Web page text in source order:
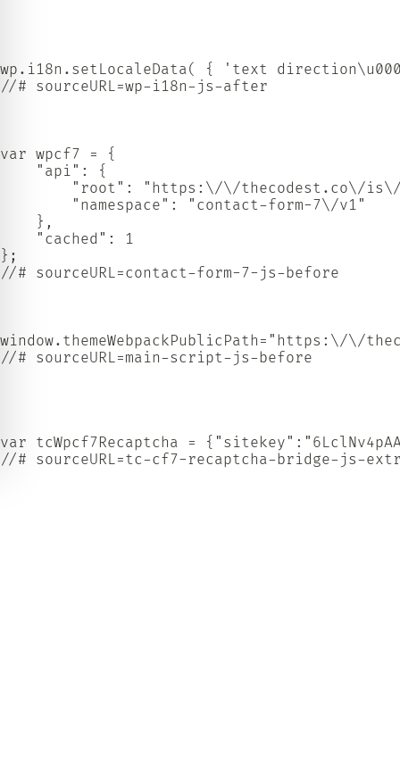
wp.i18n.setLocaleData( { 'text
//# sourceURL=wp-i18n-js-after
var wpcf7 = {
    "api": {
"root": "https:\/\/thecodest.co\/
        "namespace": "contact-form-7\/v1"
    },
    "cached": 1
};
//# sourceURL=contact-form-7-js-before
window.themeWebpackPublicPath="https:\/\/
//# sourceURL=main-script-js-before
var tcWpcf7Recaptcha =
//# sourceURL=tc-cf7-recaptcha-bridge-js-